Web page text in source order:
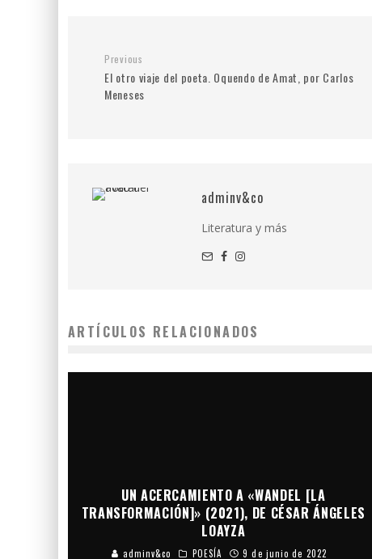
Previous
El otro viaje del poeta. Oquendo de Amat, por Carlos
Meneses
adminv&co
Literatura y más
ARTÍCULOS RELACIONADOS
UN ACERCAMIENTO A «WANDEL [LA
TRANSFORMACIÓN]» (2021), DE CÉSAR ÁNGELES
LOAYZA
adminv&co POESÍA 9 de junio de 2022